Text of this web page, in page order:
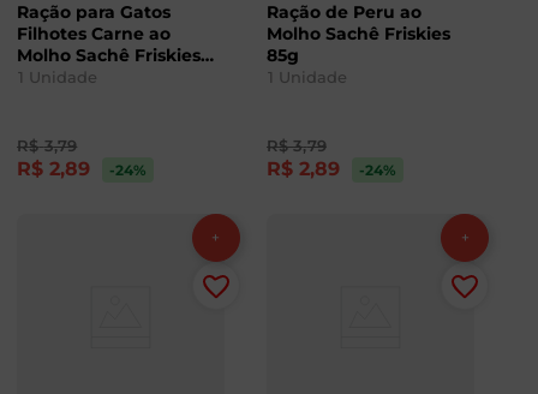
Ração para Gatos
Filhotes Carne ao
Molho Sachê Friskies
85g
1 Unidade
R$ 3,79
R$ 2,89 -24%
Ração de Peru ao
Molho Sachê Friskies
85g
1 Unidade
R$ 3,79
R$ 2,89 -24%